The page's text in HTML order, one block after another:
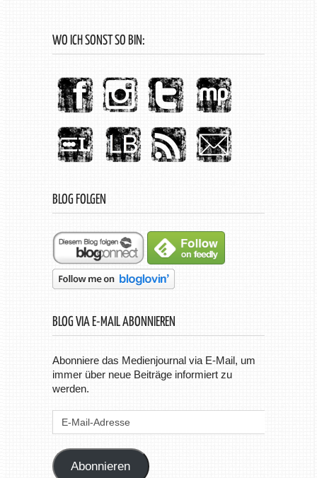
WO ICH SONST SO BIN:
BLOG FOLGEN
BLOG VIA E-MAIL ABONNIEREN
Abonniere das Medienjournal via E-Mail, um
immer über neue Beiträge informiert zu
werden.
Mail-
Abonnieren